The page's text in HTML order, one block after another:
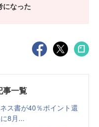
になった
事一覧
ス書が40％ポイント還
8月...